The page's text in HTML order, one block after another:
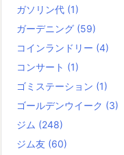
ガソリン代 (1)
ガーデニング (59)
コインランドリー (4)
コンサート (1)
ゴミステーション (1)
ゴールデンウイーク (3)
ジム (248)
ジム友 (60)